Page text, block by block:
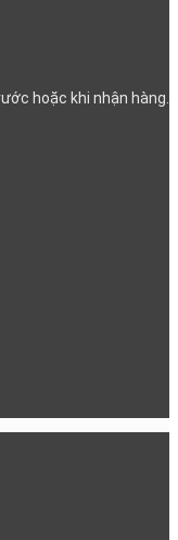
hoặc khi nhận hàng.